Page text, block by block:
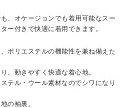
、オケージョンでも着用可能なスー
ー付きで快適に着用できます。
ポリエステルの機能性を兼ね備えた
、動きやすく快適な着心地。
テル・ウール素材なのでシワになり
の袖裏。